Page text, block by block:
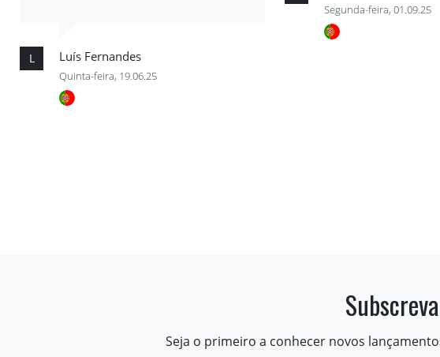
L Luís Fernandes
Quinta-feira, 19.06.25
Segunda-feira, 01.09.25
Seja o primeiro a conhecer novos